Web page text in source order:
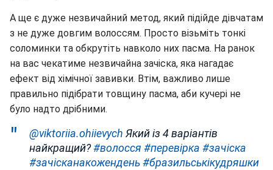
А ще є дуже незвичайний метод, який підійде дівчатам
з не дуже довгим волоссям. Просто візьміть тонкі
соломинки та обкрутіть навколо них пасма. На ранок
на вас чекатиме незвичайна зачіска, яка нагадає
ефект від хімічної завивки. Втім, важливо лише
правильно підібрати товщину пасма, аби кучері не
було надто дрібними.
@viktoriia.ohiievych Який із 4 варіантів
найкращий?#волосся #перевірка #зачіска
#зачісканакожендень#бразильськікудряшки